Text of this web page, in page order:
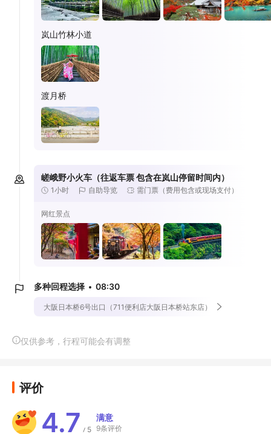
岚山竹林小道
渡月桥
嵯峨野小火车（往返车票 包含在岚山停留时间内）
1小时 自助导览 需门票（费用包含或现场支付）
网红景点
多种回程选择 08:30
大阪日本桥6号出口（711便利店大阪日本桥站东店）
仅供参考，行程可能会有调整
评价
4.7 / 5
满意
9条评价